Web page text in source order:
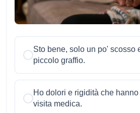
Sto bene, solo un po' scosso
piccolo graffio.
Ho dolori e rigidità che
visita medica.